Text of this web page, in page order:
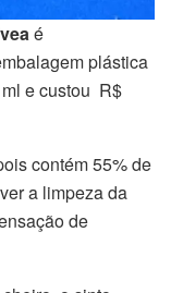
é
plástica
e custou R$
contém 55% de
a limpeza da
de